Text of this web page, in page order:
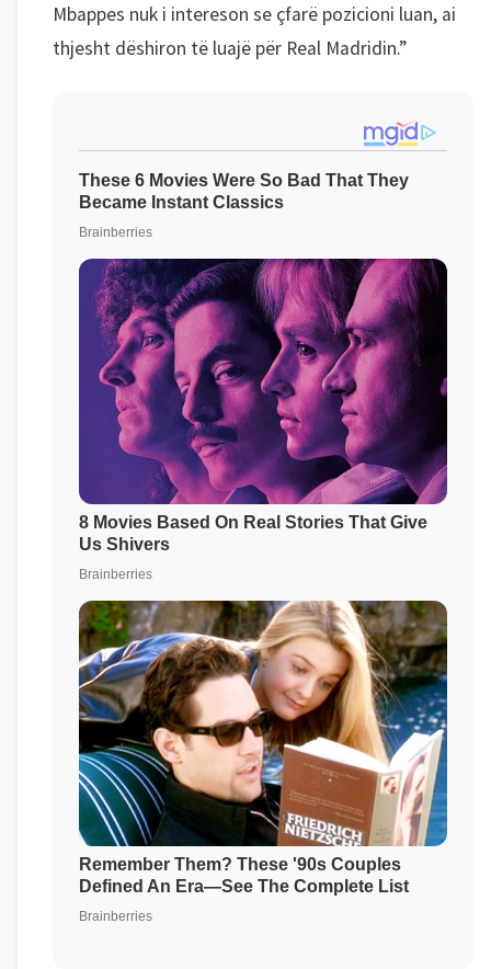
Mbappes nuk i intereson se çfarë pozicioni luan, ai
thjesht dëshiron të luajë për Real Madridin.”